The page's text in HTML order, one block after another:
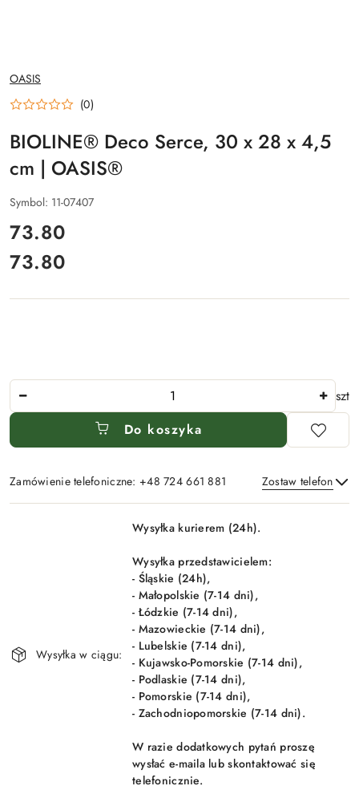
NAZWA
PRODUCENTA:
OASIS
(0)
BIOLINE® Deco Serce, 30 x 28 x 4,5
cm | OASIS®
Symbol: 11-07407
cena:
73.80
Cena:
73.80
szt
Do koszyka
Zamówienie telefoniczne: +48 724 661 881 Zostaw telefon
Wyślij
Wysyłka w ciągu:
Wysyłka kurierem (24h).
Wysyłka przedstawicielem:
- Śląskie (24h),
- Małopolskie (7-14 dni),
- Łódzkie (7-14 dni),
- Mazowieckie (7-14 dni),
- Lubelskie (7-14 dni),
- Kujawsko-Pomorskie (7-14 dni),
- Podlaskie (7-14 dni),
- Pomorskie (7-14 dni),
- Zachodniopomorskie (7-14 dni).
W razie dodatkowych pytań proszę
wysłać e-maila lub skontaktować się
telefonicznie.